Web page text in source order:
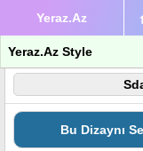
Yeraz.Az
Yeraz.Az Style
Bu Dizaynı